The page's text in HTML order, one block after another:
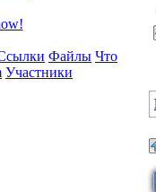
Файлы Что
Участники